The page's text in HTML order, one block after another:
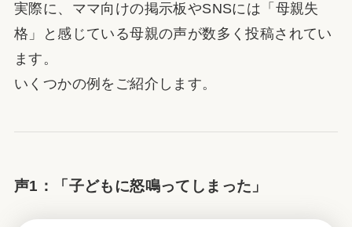
実際に、ママ向けの掲示板やSNSには「母親失
格」と感じている母親の声が数多く投稿されてい
ます。
いくつかの例をご紹介します。
声1：「子どもに怒鳴ってしまった」